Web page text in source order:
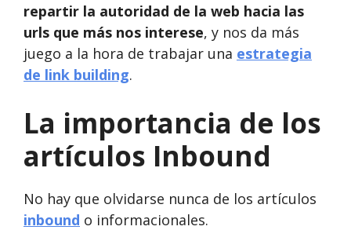
repartir la autoridad de la web hacia las
urls que más nos interese, y nos da más
juego a la hora de trabajar una estrategia
de link building.
La importancia de los
artículos Inbound
No hay que olvidarse nunca de los artículos
inbound o informacionales.